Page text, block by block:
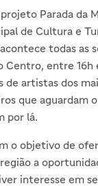
Parada da
de Cultura e
todas as
Centro, entre 16h
de artistas dos
que aguardam
por lá.
o objetivo de
a
interesse em